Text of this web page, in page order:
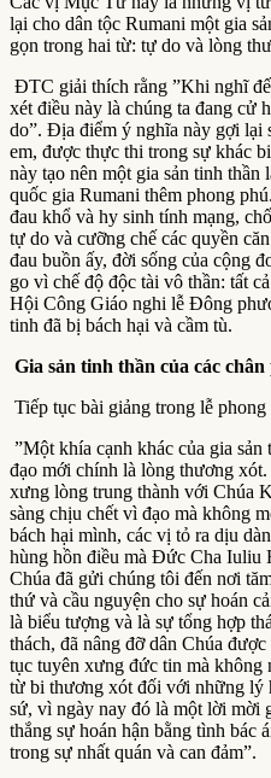
lại cho dân tộc Rumani một gia
gọn trong hai từ: tự do và lòng
ĐTC giải thích rằng ”Khi nghĩ
xét điều này là chúng ta đang cử
do”. Địa điểm ý nghĩa này gợi lại
em, được thực thi trong sự khác
này tạo nên một gia sản tinh thần
quốc gia Rumani thêm phong
đau khổ và hy sinh tính mạng,
tự do và cưỡng chế các quyền
đau buồn ấy, đời sống của cộng
go vì chế độ độc tài vô thần: tất
Hội Công Giáo nghi lễ Đông
tinh đã bị bách hại và cầm tù.
Gia sản tinh thần của các
Tiếp tục bài giảng trong lễ
”Một khía cạnh khác của gia
đạo mới chính là lòng thương
xưng lòng trung thành với Chúa
sàng chịu chết vì đạo mà không
bách hại mình, các vị tỏ ra dịu
hùng hồn điều mà Đức Cha Iuliu
Chúa đã gửi chúng tôi đến nơi
thứ và cầu nguyện cho sự hoán
là biểu tượng và là sự tổng hợp
thách, đã nâng đỡ dân Chúa
tục tuyên xưng đức tin mà không
từ bi thương xót đối với những lý
sứ, vì ngày nay đó là một lời mời
thắng sự hoán hận bằng tình bác
trong sự nhất quán và can đảm”.